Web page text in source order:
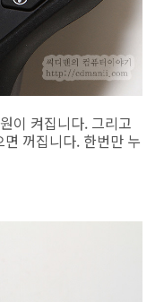
이 켜집니다. 그리고
꺼집니다. 한번만 누